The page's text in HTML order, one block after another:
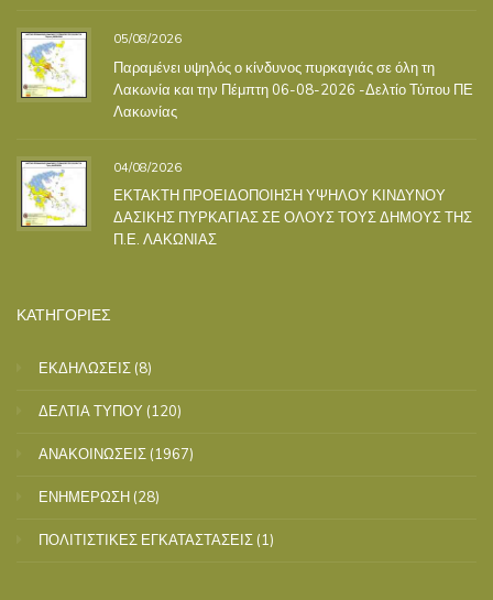
05/08/2026
Παραμένει υψηλός ο κίνδυνος πυρκαγιάς σε όλη τη
Λακωνία και την Πέμπτη 06-08-2026 -Δελτίο Τύπου ΠΕ
Λακωνίας
04/08/2026
ΕΚΤΑΚΤΗ ΠΡΟΕΙΔΟΠΟΙΗΣΗ ΥΨΗΛΟΥ ΚΙΝΔΥΝΟΥ
ΔΑΣΙΚΗΣ ΠΥΡΚΑΓΙΑΣ ΣΕ ΟΛΟΥΣ ΤΟΥΣ ΔΗΜΟΥΣ ΤΗΣ
Π.Ε. ΛΑΚΩΝΙΑΣ
ΚΑΤΗΓΟΡΙΕΣ
ΕΚΔΗΛΩΣΕΙΣ (8)
ΔΕΛΤΙΑ ΤΥΠΟΥ (120)
ΑΝΑΚΟΙΝΩΣΕΙΣ (1967)
ΕΝΗΜΕΡΩΣΗ (28)
ΠΟΛΙΤΙΣΤΙΚΕΣ ΕΓΚΑΤΑΣΤΑΣΕΙΣ (1)